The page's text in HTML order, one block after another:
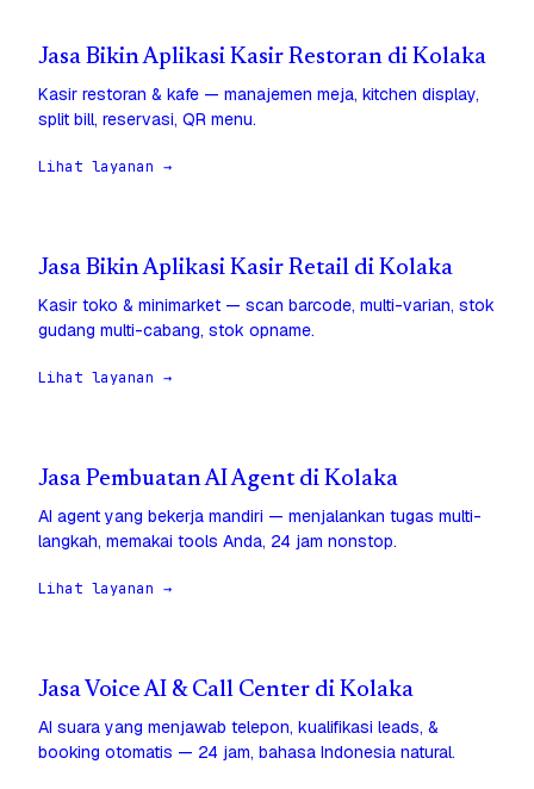
Jasa Bikin Aplikasi Kasir Restoran di Kolaka
Kasir restoran & kafe — manajemen meja, kitchen display,
split bill, reservasi, QR menu.
Lihat layanan →
Jasa Bikin Aplikasi Kasir Retail di Kolaka
Kasir toko & minimarket — scan barcode, multi-varian, stok
gudang multi-cabang, stok opname.
Lihat layanan →
Jasa Pembuatan AI Agent di Kolaka
AI agent yang bekerja mandiri — menjalankan tugas multi-
langkah, memakai tools Anda, 24 jam nonstop.
Lihat layanan →
Jasa Voice AI & Call Center di Kolaka
AI suara yang menjawab telepon, kualifikasi leads, &
booking otomatis — 24 jam, bahasa Indonesia natural.